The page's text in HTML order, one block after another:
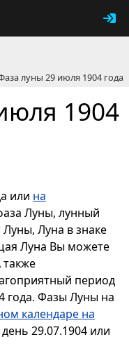
луны 29 июля 1904 года
1904
или на
Луны, лунный
Луна в знаке
Луна Вы можете
также
период
года. Фазы Луны на
календаре на
29.07.1904 или